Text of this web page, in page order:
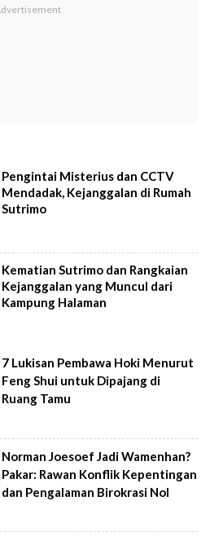
Pengintai Misterius dan CCTV
Mendadak, Kejanggalan di Rumah
Sutrimo
Kematian Sutrimo dan Rangkaian
Kejanggalan yang Muncul dari
Kampung Halaman
7 Lukisan Pembawa Hoki Menurut
Feng Shui untuk Dipajang di
Ruang Tamu
Norman Joesoef Jadi Wamenhan?
Pakar: Rawan Konflik Kepentingan
dan Pengalaman Birokrasi Nol